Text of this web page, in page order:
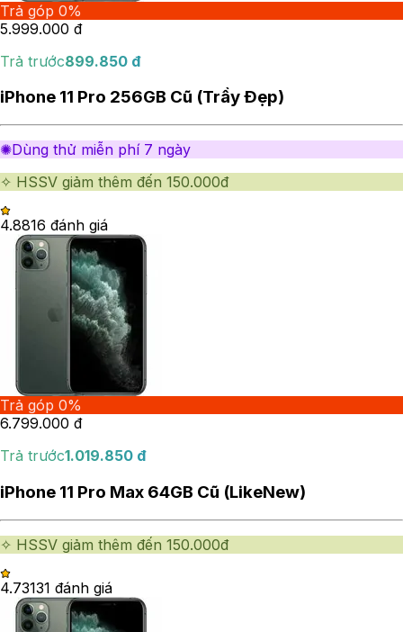
Trả góp 0%
5.999.000 đ
Trả trước899.850 đ
iPhone 11 Pro 256GB Cũ (Trầy Đẹp)
✺Dùng thử miễn phí 7 ngày
✧ HSSV giảm thêm đến 150.000đ
4.8816 đánh giá
Trả góp 0%
6.799.000 đ
Trả trước1.019.850 đ
iPhone 11 Pro Max 64GB Cũ (LikeNew)
✧ HSSV giảm thêm đến 150.000đ
4.73131 đánh giá